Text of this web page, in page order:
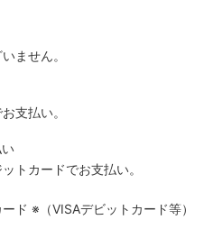
ません。
支払い。
トカードでお支払い。
ド ※（VISAデビットカード等）